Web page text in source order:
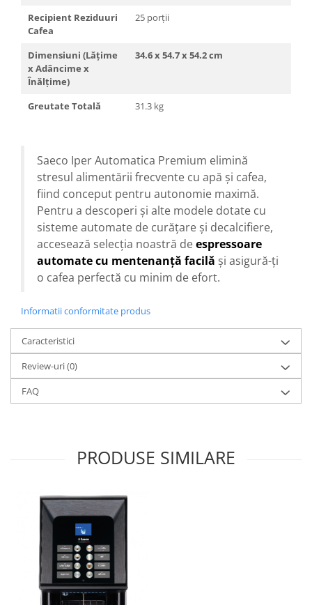
Recipient Reziduuri
Cafea
25 porții
Dimensiuni (Lățime
x Adâncime x
Înălțime)
34.6 x 54.7 x 54.2 cm
Greutate Totală 31.3 kg
Saeco Iper Automatica Premium elimină
stresul alimentării frecvente cu apă și cafea,
fiind conceput pentru autonomie maximă.
Pentru a descoperi și alte modele dotate cu
sisteme automate de curățare și decalcifiere,
accesează selecția noastră deespressoare
automate cu mentenanță facilă și asigură-ți
o cafea perfectă cu minim de efort.
Informatii conformitate produs
Caracteristici
Review-uri(0)
FAQ
PRODUSE SIMILARE